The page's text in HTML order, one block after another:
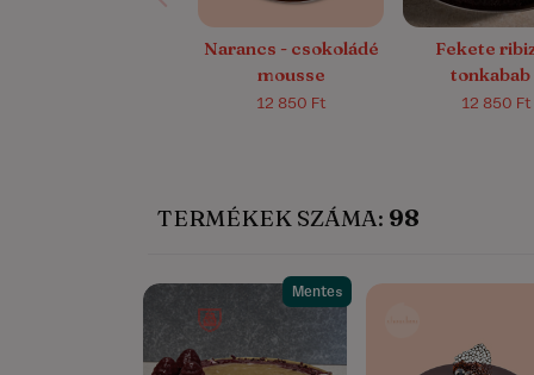
Narancs - csokoládé
mousse
12 850 Ft
Fekete
tonkabab
csokoládé
12 850 Ft
TERMÉKEK SZÁMA: 98
Mentes